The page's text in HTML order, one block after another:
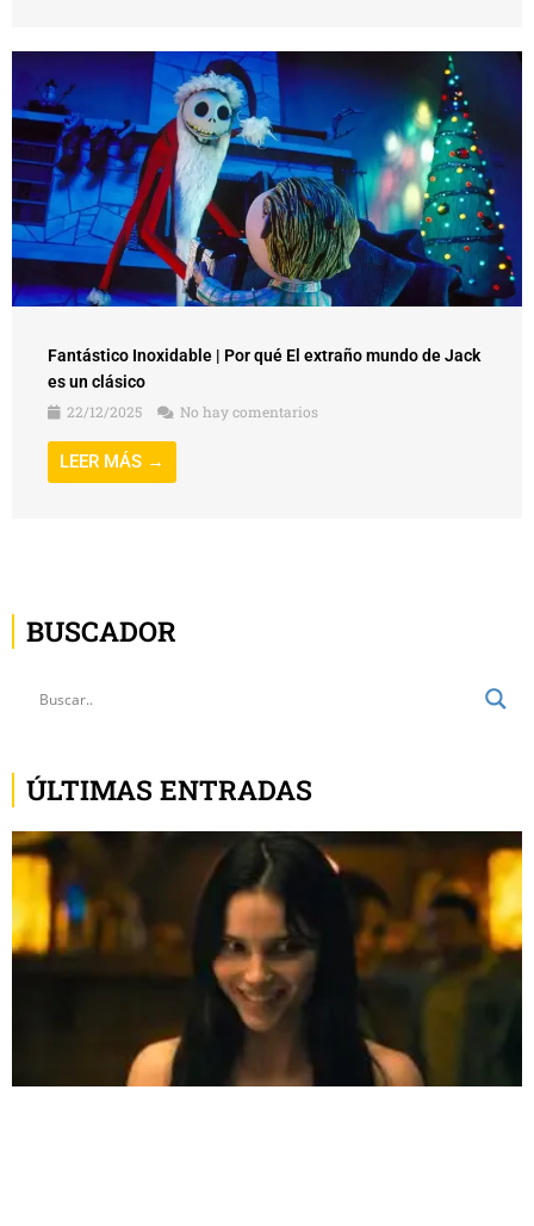
Fantástico Inoxidable | Por qué El extraño mundo de Jack
es un clásico
22/12/2025
No hay comentarios
LEER MÁS →
BUSCADOR
ÚLTIMAS ENTRADAS